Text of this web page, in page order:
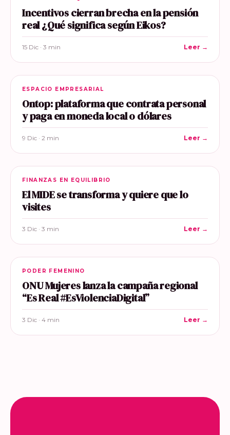
Incentivos cierran brecha en la pensión
real ¿Qué significa según Eikos?
15 Dic · 3 min Leer →
ESPACIO EMPRESARIAL
Ontop: plataforma que contrata personal
y paga en moneda local o dólares
9 Dic · 2 min Leer →
FINANZAS EN EQUILIBRIO
El MIDE se transforma y quiere que lo
visites
3 Dic · 3 min Leer →
PODER FEMENINO
ONU Mujeres lanza la campaña regional
“Es Real #EsViolenciaDigital”
3 Dic · 4 min Leer →